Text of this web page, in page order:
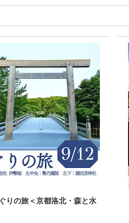
りの旅＜京都洛北・森と水